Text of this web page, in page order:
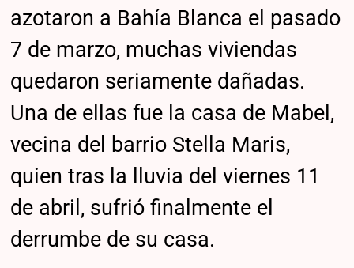
azotaron a Bahía Blanca el pasado
7 de marzo, muchas viviendas
quedaron seriamente dañadas.
Una de ellas fue la casa de Mabel,
vecina del barrio Stella Maris,
quien tras la lluvia del viernes 11
de abril, sufrió finalmente el
derrumbe de su casa.